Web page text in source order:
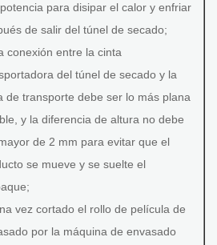
para disipar el calor y enfriar
de salir del túnel de secado;
entre la cinta
del túnel de secado y la
de transporte debe ser lo más plana
y la diferencia de altura no debe
de 2 mm para evitar que el
se mueve y se suelte el
vez cortado el rollo de película de
por la máquina de envasado